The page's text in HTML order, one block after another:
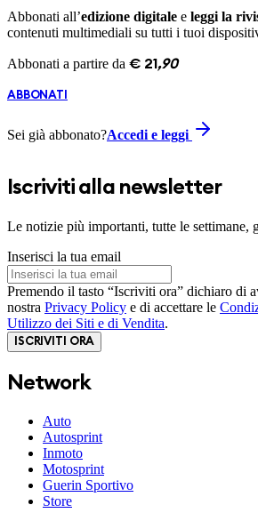
Abbonati all’edizione digitale e leggi la
contenuti multimediali su tutti i tuoi
Abbonati a partire da € 21,90
ABBONATI
Sei già abbonato?Accedi e leggi
Iscriviti alla newsletter
Le notizie più importanti, tutte le settimane,
Inserisci la tua email
Premendo il tasto “Iscriviti ora” dichiaro di
nostra Privacy Policy e di accettare le
Utilizzo dei Siti e di Vendita.
ISCRIVITI ORA
Network
Auto
Autosprint
Inmoto
Motosprint
Guerin Sportivo
Store